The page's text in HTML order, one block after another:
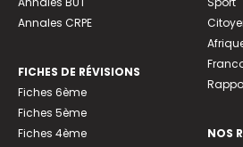
Annales CRPE
FICHES DE RÉVISIONS
Fiches 6ème
Fiches 5ème
Fiches 4ème
NOS